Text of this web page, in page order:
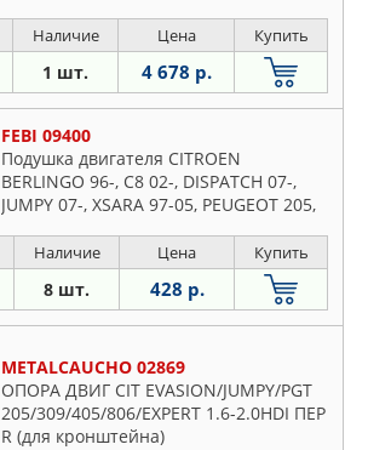
Наличие Цена Купить
1 шт. 4 678 р.
FEBI 09400
Подушка двигателя CITROEN
BERLINGO 96-, C8 02-, DISPATCH 07-,
JUMPY 07-, XSARA 97-05, PEUGEOT 205,
Наличие Цена Купить
8 шт. 428 р.
METALCAUCHO 02869
ОПОРА ДВИГ CIT EVASION/JUMPY/PGT
205/309/405/806/EXPERT 1.6-2.0HDI ПЕР
R (для кронштейна)